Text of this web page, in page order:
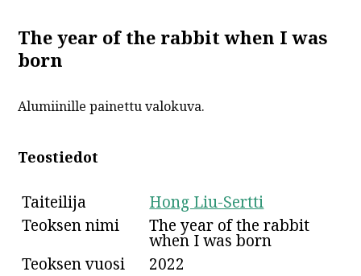
The year of the rabbit when I was
born
Alumiinille painettu valokuva.
Teostiedot
Taiteilija
Hong Liu-Sertti
Teoksen nimi
The year of the rabbit
when I was born
Teoksen vuosi
2022